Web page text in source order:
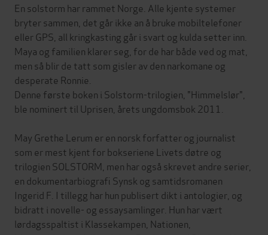
En solstorm har rammet Norge. Alle kjente systemer
bryter sammen, det går ikke an å bruke mobiltelefoner
eller GPS, all kringkasting går i svart og kulda setter inn.
Maya og familien klarer seg, for de har både ved og mat,
men så blir de tatt som gisler av den narkomane og
desperate Ronnie.
Denne første boken i Solstorm-trilogien, "Himmelslør",
ble nominert til Uprisen, årets ungdomsbok 2011.
May Grethe Lerum er en norsk forfatter og journalist
som er mest kjent for bokseriene Livets døtre og
trilogien SOLSTORM, men har også skrevet andre serier,
en dokumentarbiografi Synsk og samtidsromanen
Ingerid F. I tillegg har hun publisert dikt i antologier, og
bidratt i novelle- og essaysamlinger. Hun har vært
lørdagsspaltist i Klassekampen, Nationen,